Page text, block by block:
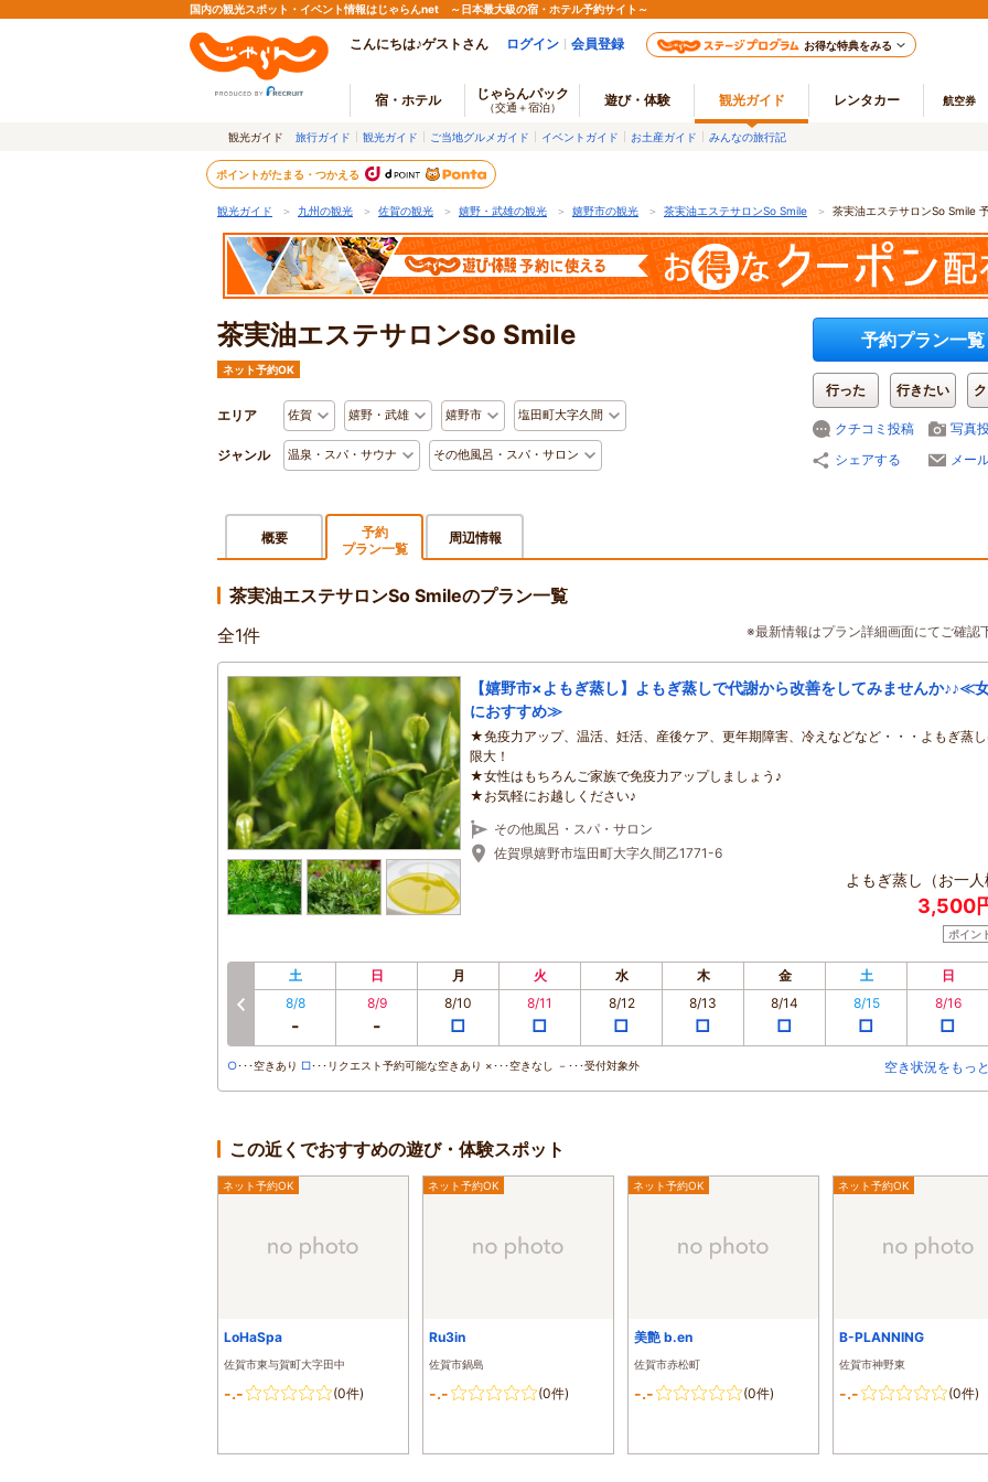
国内の観光スポット・イベント情報はじゃらんnet ～日本最大級の宿・ホテル予約サイト～
こんにちは♪ゲストさん ログイン 会員登録 お得な特典をみる
宿・ホテル じゃらんパック
（交通＋宿泊） 遊び・体験 観光ガイド レンタカー 航空券
観光ガイド 旅行ガイド 観光ガイド ご当地グルメガイド イベントガイド お土産ガイド みんなの旅行記
ポイントがたまる・つかえる
観光ガイド ＞ 九州の観光 ＞ 佐賀の観光 ＞ 嬉野・武雄の観光 ＞ 嬉野市の観光 ＞ 茶実油エステサロンSo Smile ＞ 茶実油エステサロンSo Smile
茶実油エステサロンSo Smile
ネット予約OK
エリア 佐賀 嬉野・武雄 嬉野市 塩田町大字久間
ジャンル 温泉・スパ・サウナ その他風呂・スパ・サロン
予約プラン一覧
行った 行きたい
クチコミ投稿
写真
シェアする
メー
概要
予約
プラン一覧
周辺情報
茶実油エステサロンSo Smileのプラン一覧
全1件 ※最新情報はプラン詳細画面にてご確認
【嬉野市×よもぎ蒸し】よもぎ蒸しで代謝から改善をしてみませんか♪♪≪
におすすめ≫
★免疫力アップ、温活、妊活、産後ケア、更年期障害、冷えなどなど・・・よもぎ蒸
限大！
★女性はもちろんご家族で免疫力アップしましょう♪
★お気軽にお越しください♪
その他風呂・スパ・サロン
佐賀県嬉野市塩田町大字久間乙1771-6
よもぎ蒸し（お一人
3,500
ポイン
土 日 月 火 水 木 金 土 日
8/8
-
8/9
-
8/10
□
8/11
□
8/12
□
8/13
□
8/14
□
8/15
□
8/16
□
○･･･空きあり □･･･リクエスト予約可能な空きあり ×･･･空きなし －･･･受付対象外 空き状況をもっ
この近くでおすすめの遊び・体験スポット
ネット予約OK
LoHaSpa
佐賀市東与賀町大字田中
-.- (0件)
ネット予約OK
Ru3in
佐賀市鍋島
-.- (0件)
ネット予約OK
美艶 b.en
佐賀市赤松町
-.- (0件)
ネット予約OK
B-PLANNING
佐賀市神野東
-.- (0件)